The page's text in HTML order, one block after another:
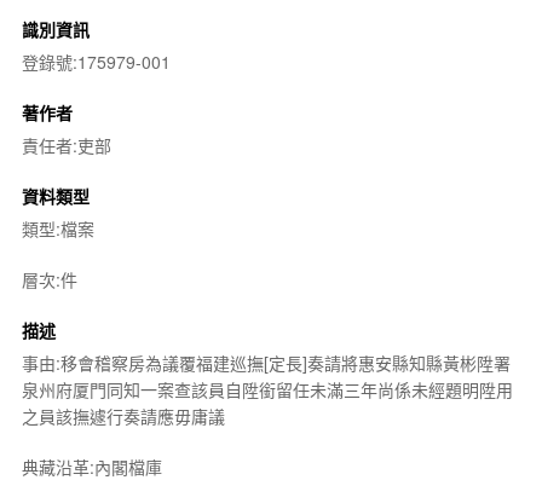
識別資訊
登錄號:175979-001
著作者
責任者:吏部
資料類型
類型:檔案
層次:件
描述
事由:移會稽察房為議覆福建巡撫[定長]奏請將惠安縣知縣黃彬陞署
泉州府厦門同知一案查該員自陞銜留任未滿三年尚係未經題明陞用
之員該撫遽行奏請應毋庸議
典藏沿革:內閣檔庫